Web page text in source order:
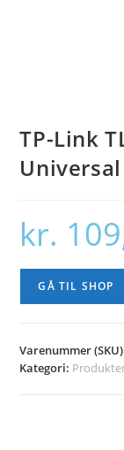
TP-Link
kr.
GÅ TIL SHOP
Varenummer
Kategori: